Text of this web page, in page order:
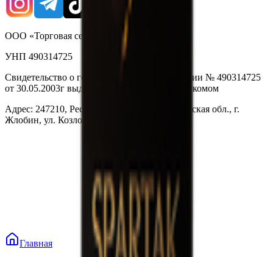
ООО «Торговая сеть «Продмир»
УНП 490314725
Свидетельство о государственной регистрации № 490314725
от 30.05.2003г выдано Гомельским облисполкомом
Адрес: 247210, Республика Беларусь, Гомельская обл., г.
Жлобин, ул. Козлова 2-А
Главная